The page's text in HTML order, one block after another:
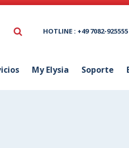
HOTLINE : +49 7082-925555
My Elysia Soporte